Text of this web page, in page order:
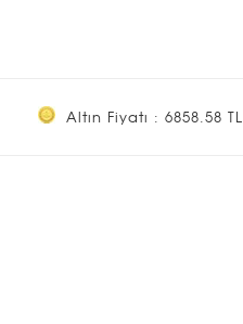
Altın Fiyatı : 6858.58 TL